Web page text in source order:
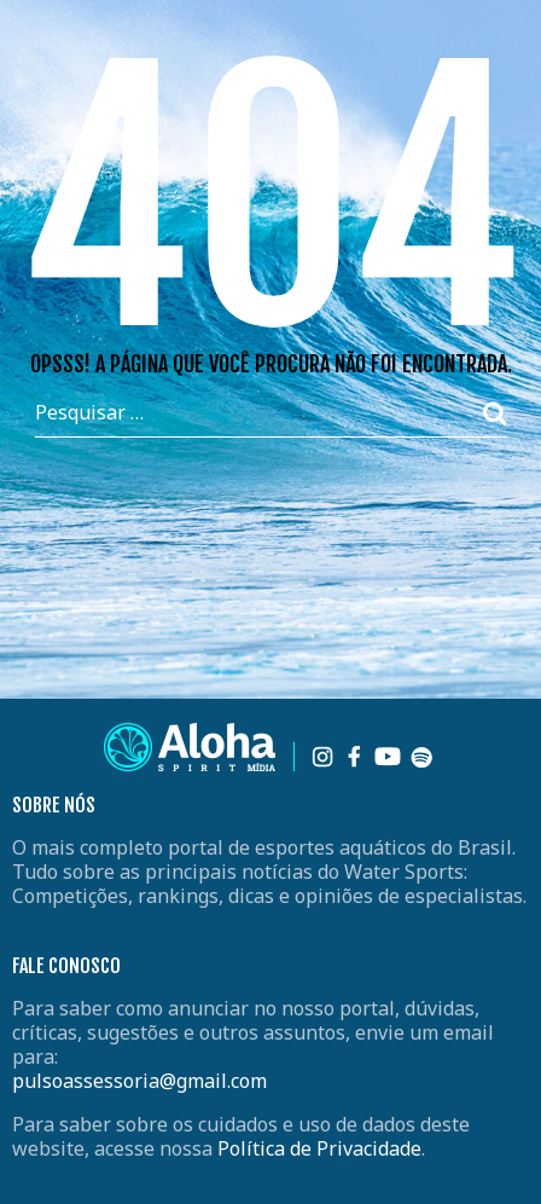
404
OPSSS! A PÁGINA QUE VOCÊ PROCURA NÃO FOI ENCONTRADA.
SOBRE NÓS
O mais completo portal de esportes aquáticos do Brasil.
Tudo sobre as principais notícias do Water Sports:
Competições, rankings, dicas e opiniões de especialistas.
FALE CONOSCO
Para saber como anunciar no nosso portal, dúvidas,
críticas, sugestões e outros assuntos, envie um email
para:
pulsoassessoria@gmail.com
Para saber sobre os cuidados e uso de dados deste
website, acesse nossa Política de Privacidade.